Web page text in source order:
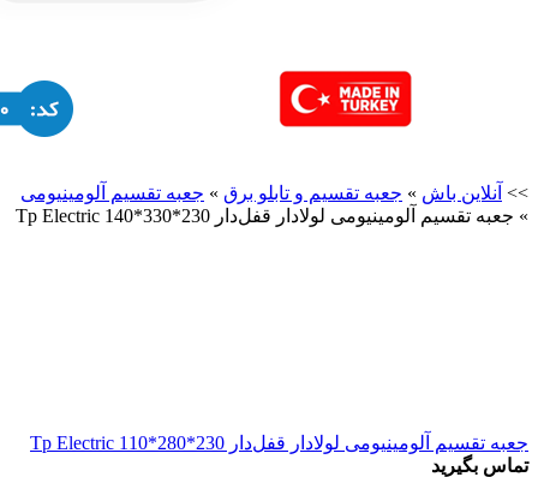
>> آنلاین باش » جعبه تقسیم و تابلو برق » جعبه تقسیم آلومینیومی
» جعبه تقسیم آلومینیومی لولادار قفل‌دار 230*330*140 Tp Electric
جعبه تقسیم آلومینیومی لولادار قفل‌دار 230*280*110 Tp Electric
تماس بگیرید